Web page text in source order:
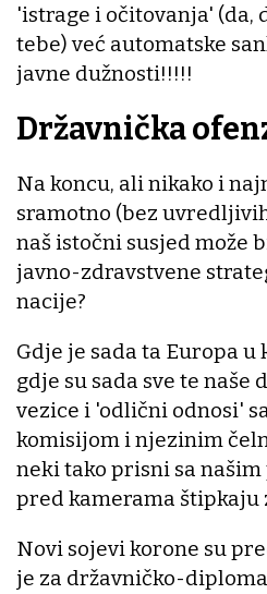
'istrage i očitovanja' (da,
tebe) već automatske
javne dužnosti!!!!!
Državnička
Na koncu, ali nikako i
sramotno (bez
naš istočni susjed može
javno-zdravstvene
nacije?
Gdje je sada ta Europa u
gdje su sada sve te naše
vezice i 'odlični odnosi'
komisijom i njezinim
neki tako prisni sa
pred kamerama štipkaju
Novi sojevi korone su
je za državničko-